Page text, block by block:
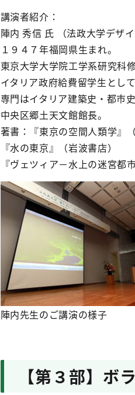
講演者紹介：
陣内 秀信 氏 （法政大学デザイ
１９４７年福岡県生まれ。
東京大学大学院工学系研究科
イタリア政府給費留学生とし
専門はイタリア建築史・都市史
中央区郷土天文館館長。
著書：『東京の空間人類学』
『水の東京』（岩波書店）
『ヴェツィア－水上の迷宮都
陣内先生のご講演の様子
【第３部】ボ